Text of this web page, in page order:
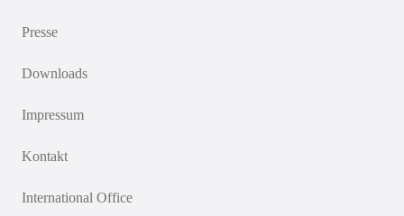
Presse
Downloads
Impressum
Kontakt
International Office